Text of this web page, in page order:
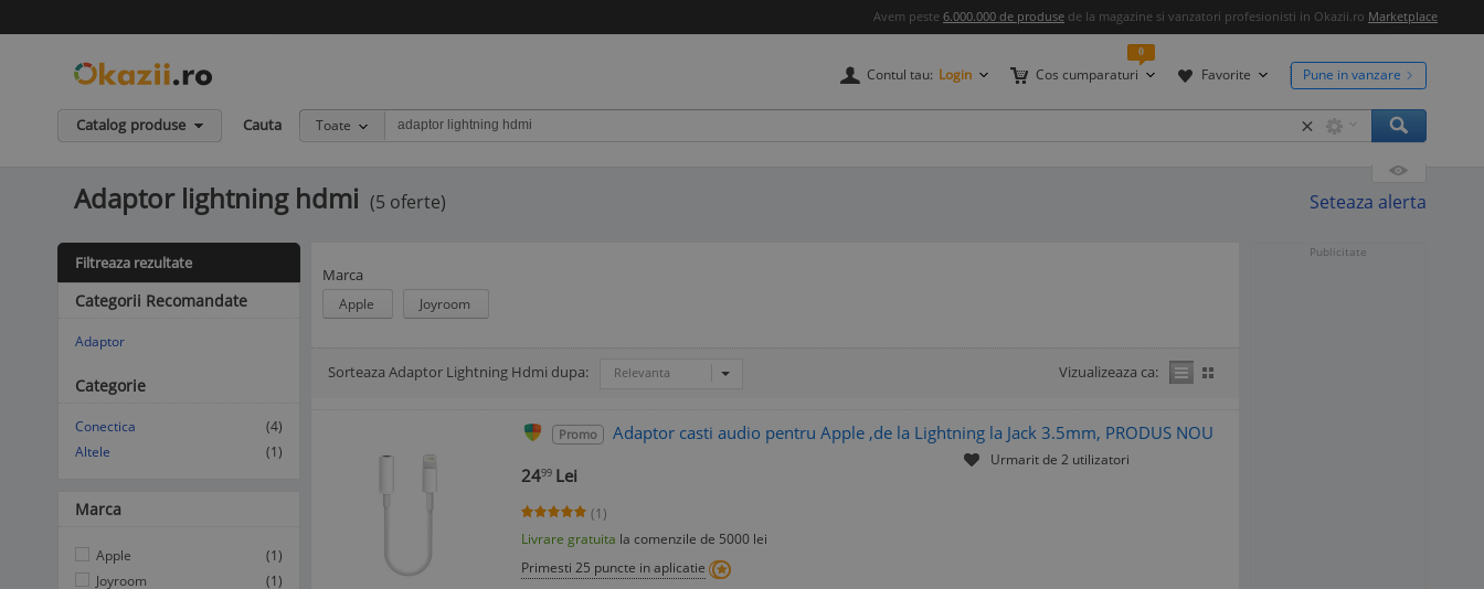
Avem peste 6.000.000 de produse de la magazine si vanzatori profesionisti in Okazii.ro Marketplace
Contul tau: Login Cos cumparaturi
0
Favorite Pune in vanzare
Catalog produse Cauta Toate ×
Adaptor lightning hdmi (5 oferte) Seteaza alerta
Marca
Apple Joyroom
Sorteaza Adaptor Lightning Hdmi dupa: Relevanta Vizualizeaza ca:
Afisare Lista
Afisare galerie
Promo
Adaptor casti audio pentru Apple ,de la Lightning la Jack 3.5mm, PRODUS NOU
2499 Lei
(1)
Livrare gratuita la comenzile de 5000 lei
Primesti 25 puncte in aplicatie
Urmarit de 2 utilizatori
Filtreaza rezultate
Categorii Recomandate
Adaptor
Categorie
Conectica
(4)
Altele
(1)
Marca
Apple
(1)
Joyroom
(1)
Publicitate